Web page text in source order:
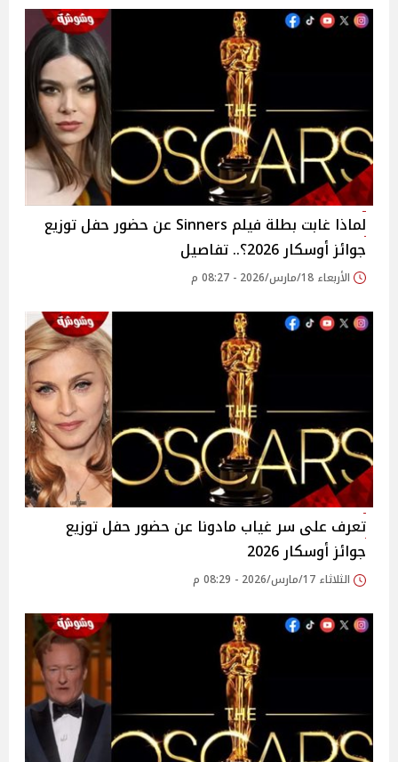
لماذا غابت بطلة فيلم Sinners عن حضور حفل توزيع
جوائز أوسكار 2026؟.. تفاصيل
الأربعاء 18/مارس/2026 - 08:27 م
تعرف على سر غياب مادونا عن حضور حفل توزيع
جوائز أوسكار 2026
الثلاثاء 17/مارس/2026 - 08:29 م